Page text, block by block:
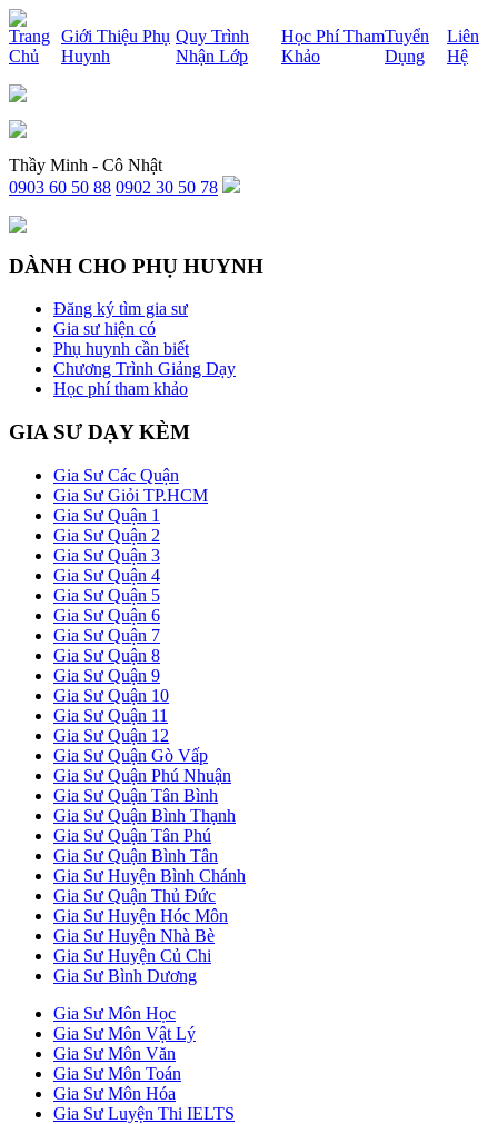
x
Trang
Chủ
Giới Thiệu Phụ
Huynh
Quy Trình
Nhận Lớp
Học Phí Tham
Khảo
Tuyển
Dụng
Liên
Hệ
Thầy Minh - Cô Nhật
0903 60 50 88 0902 30 50 78
DÀNH CHO PHỤ HUYNH
Đăng ký tìm gia sư
Gia sư hiện có
Phụ huynh cần biết
Chương Trình Giảng Dạy
Học phí tham khảo
GIA SƯ DẠY KÈM
Gia Sư Các Quận
Gia Sư Giỏi TP.HCM
Gia Sư Quận 1
Gia Sư Quận 2
Gia Sư Quận 3
Gia Sư Quận 4
Gia Sư Quận 5
Gia Sư Quận 6
Gia Sư Quận 7
Gia Sư Quận 8
Gia Sư Quận 9
Gia Sư Quận 10
Gia Sư Quận 11
Gia Sư Quận 12
Gia Sư Quận Gò Vấp
Gia Sư Quận Phú Nhuận
Gia Sư Quận Tân Bình
Gia Sư Quận Bình Thạnh
Gia Sư Quận Tân Phú
Gia Sư Quận Bình Tân
Gia Sư Huyện Bình Chánh
Gia Sư Quận Thủ Đức
Gia Sư Huyện Hóc Môn
Gia Sư Huyện Nhà Bè
Gia Sư Huyện Củ Chi
Gia Sư Bình Dương
Gia Sư Môn Học
Gia Sư Môn Vật Lý
Gia Sư Môn Văn
Gia Sư Môn Toán
Gia Sư Môn Hóa
Gia Sư Luyện Thi IELTS